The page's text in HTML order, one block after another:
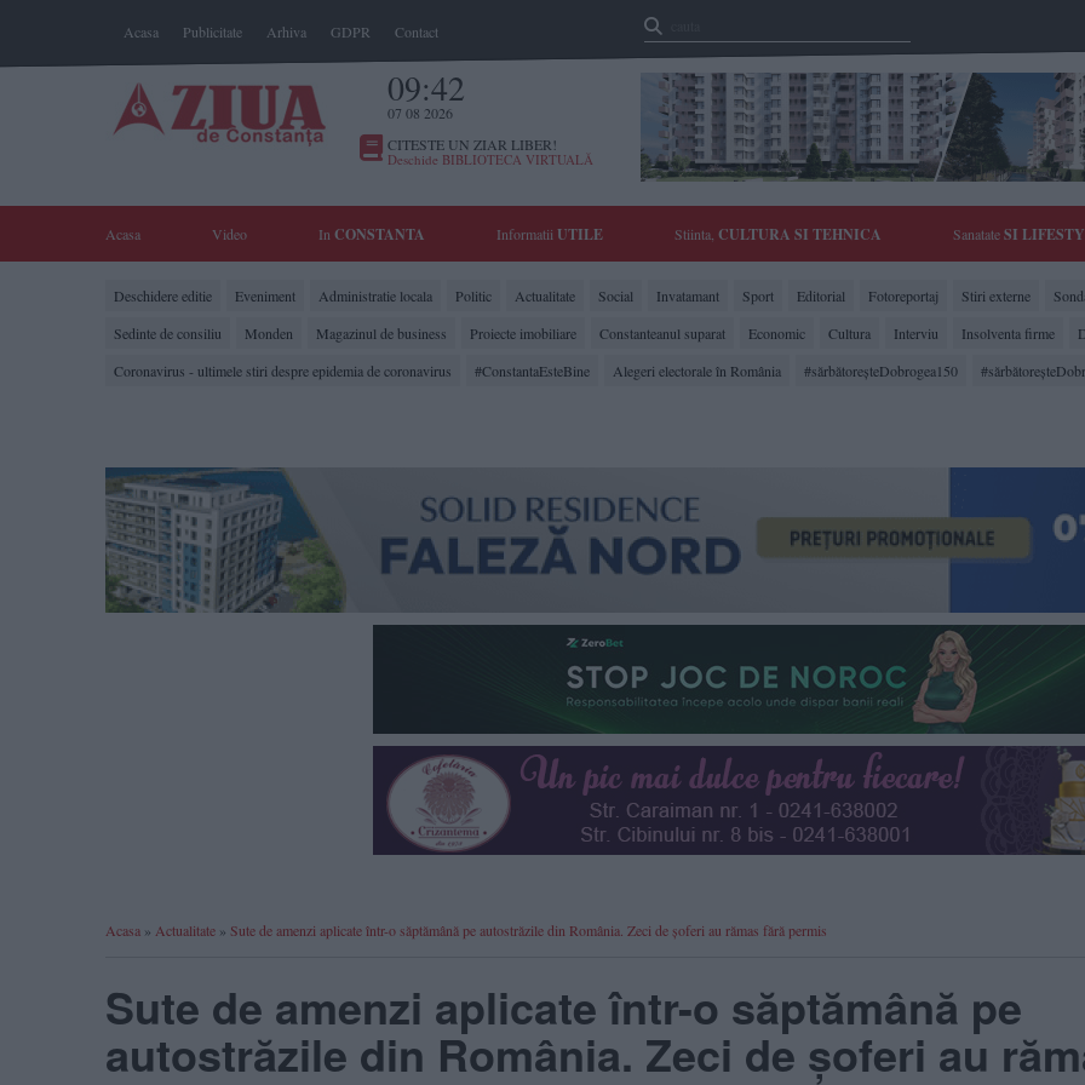
Acasa Publicitate Arhiva GDPR Contact
09:42
07 08 2026
CITESTE UN ZIAR LIBER!
Deschide BIBLIOTECA VIRTUALĂ
Acasa Video In CONSTANTA Informatii UTILE Stiinta, CULTURA SI TEHNICA SanatateSI
Deschidere editie Eveniment Administratie locala Politic Actualitate Social Invatamant Sport Editorial Fotoreportaj Stiri externe
Sedinte de consiliu
Monden Magazinul de business Proiecte imobiliare Constanteanul suparat Economic Cultura Interviu Insolventa firme
Coronavirus - ultimele stiri despre epidemia de coronavirus
#ConstantaEsteBine Alegeri electorale în România #sărbătoreşteDobrogea150
Acasa » Actualitate » Sute de amenzi aplicate într-o săptămână pe autostrăzile din România. Zeci de șoferi au rămas fără permis
Sute de amenzi aplicate într-o săptămână pe
autostrăzile din România. Zeci de șoferi au